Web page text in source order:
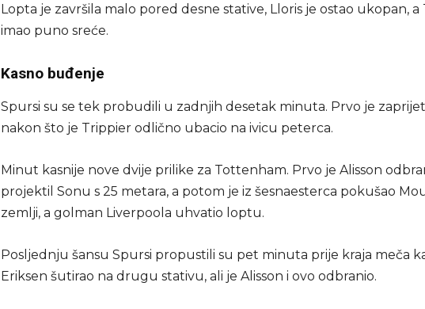
Lopta je završila malo pored desne stative, Lloris je ostao ukopan,
imao puno sreće.
Kasno buđenje
Spursi su se tek probudili u zadnjih desetak minuta. Prvo je
nakon što je Trippier odlično ubacio na ivicu peterca.
Minut kasnije nove dvije prilike za Tottenham. Prvo je Alisson
projektil Sonu s 25 metara, a potom je iz šesnaesterca pokušao
zemlji, a golman Liverpoola uhvatio loptu.
Posljednju šansu Spursi propustili su pet minuta prije kraja meča
Eriksen šutirao na drugu stativu, ali je Alisson i ovo odbranio.